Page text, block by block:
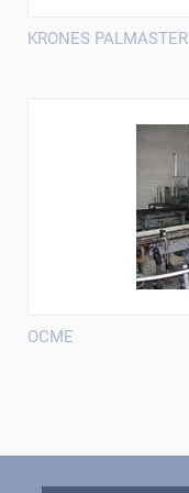
KRONES PALMASTER
OCME